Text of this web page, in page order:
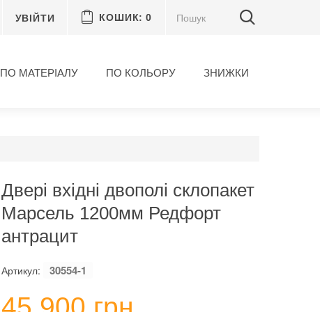
КОШИК: 0
УВІЙТИ
ПО МАТЕРІАЛУ ПО КОЛЬОРУ ЗНИЖКИ
Двері вхідні двополі склопакет
Марсель 1200мм Редфорт
антрацит
Артикул: 30554-1